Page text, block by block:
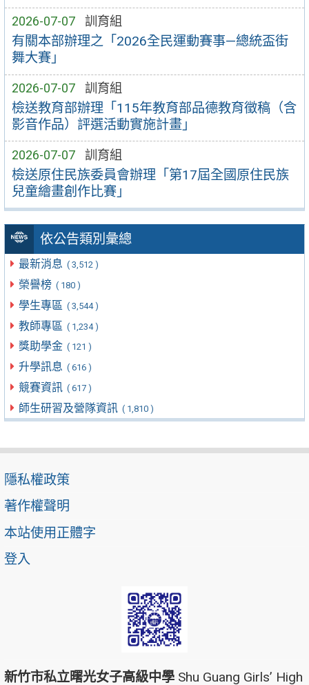
2026-07-07 訓育組
有關本部辦理之「2026全民運動賽事—總統盃街
舞大賽」
2026-07-07 訓育組
檢送教育部辦理「115年教育部品德教育徵稿（含
影音作品）評選活動實施計畫」
2026-07-07 訓育組
檢送原住民族委員會辦理「第17屆全國原住民族
兒童繪畫創作比賽」
依公告類別彙總
最新消息 ( 3,512 )
榮譽榜 ( 180 )
學生專區 ( 3,544 )
教師專區 ( 1,234 )
獎助學金 ( 121 )
升學訊息 ( 616 )
競賽資訊 ( 617 )
師生研習及營隊資訊 ( 1,810 )
隱私權政策
著作權聲明
本站使用正體字
登入
新竹市私立曙光女子高級中學 Shu Guang Girls’ High